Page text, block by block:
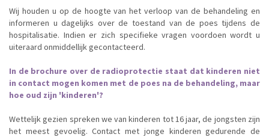
Wij houden u op de hoogte van het verloop van de behandeling en
informeren u dagelijks over de toestand van de poes tijdens de
hospitalisatie. Indien er zich specifieke vragen voordoen wordt u
uiteraard onmiddellijk gecontacteerd.
In de brochure over de radioprotectie staat dat kinderen niet
in contact mogen komen met de poes na de behandeling, maar
hoe oud zijn 'kinderen'?
Wettelijk gezien spreken we van kinderen tot 16 jaar, de jongsten zijn
het meest gevoelig. Contact met jonge kinderen gedurende de